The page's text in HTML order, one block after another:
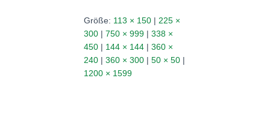
Größe: 113 × 150 | 225 ×
300 | 750 × 999 | 338 ×
450 | 144 × 144 | 360 ×
240 | 360 × 300 | 50 × 50 |
1200 × 1599